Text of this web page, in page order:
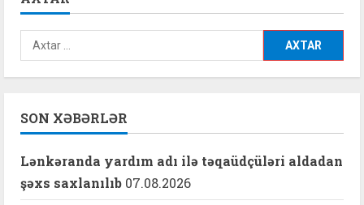
Axtarış:
SON XƏBƏRLƏR
Lənkəranda yardım adı ilə təqaüdçüləri aldadan
şəxs saxlanılıb 07.08.2026